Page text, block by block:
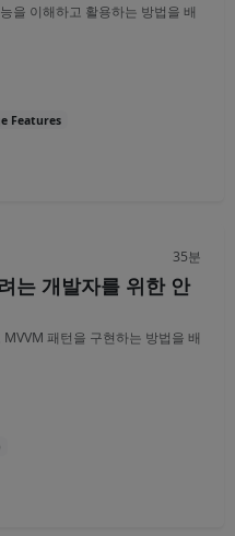
이해하고 활용하는 방법을 배
Features
35분
는 개발자를 위한 안
패턴을 구현하는 방법을 배